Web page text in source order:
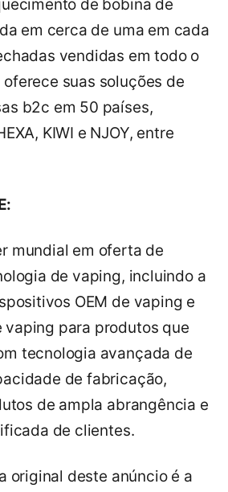
de bobina de
em cerca de uma em cada
vendidas em todo o
oferece suas soluções de
b2c em 50 países,
KIWI e NJOY, entre
mundial em oferta de
de vaping, incluindo a
OEM de vaping e
vaping para produtos que
tecnologia avançada de
de fabricação,
de ampla abrangência e
de clientes.
original deste anúncio é a